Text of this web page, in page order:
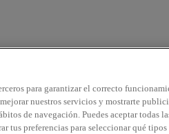
para garantizar el correcto
nuestros servicios y mostrarte
de navegación. Puedes aceptar todas
tus preferencias para seleccionar qué tipos